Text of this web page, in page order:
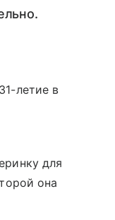
летие в
для
она